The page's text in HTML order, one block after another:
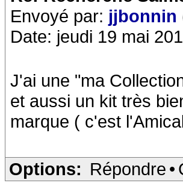
Envoyé par: jjbonnin
Date: jeudi 19 mai
J'ai une "ma
et aussi un kit très
marque ( c'est
Options: Répondre •